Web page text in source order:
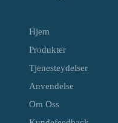
Hjem
Produkter
Tjenesteydelser
Anvendelse
Om Oss